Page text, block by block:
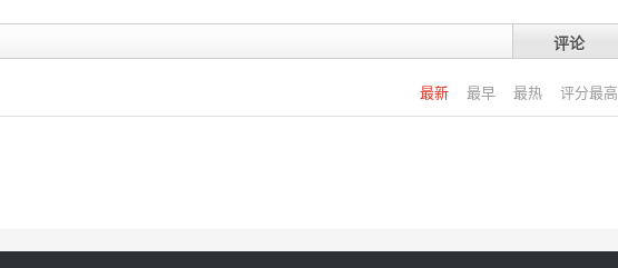
评论
最新 最早 最热 评分最高